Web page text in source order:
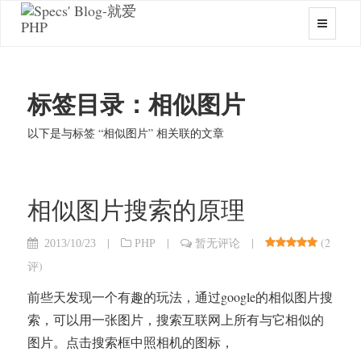
标签目录：相似图片
以下是与标签 “相似图片” 相关联的文章
相似图片搜索的原理
2013/10/23 | PHP | 暂无评论 | (2
评)
前些天发现一个有趣的玩法，通过google的相似图片搜
索，可以用一张图片，搜索互联网上所有与它相似的
图片。点击搜索框中照相机的图标，